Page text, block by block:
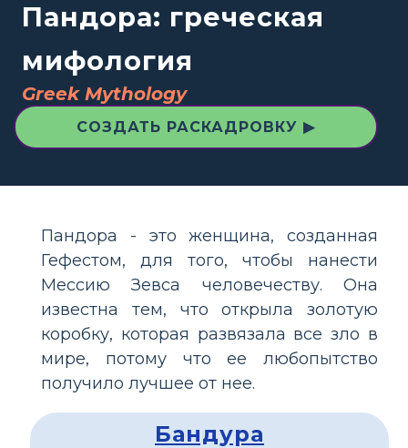
Пандора: греческая
мифология
Greek Mythology
СОЗДАТЬ РАСКАДРОВКУ ▶
Пандора - это женщина, созданная
Гефестом, для того, чтобы нанести
Мессию Зевса человечеству. Она
известна тем, что открыла золотую
коробку, которая развязала все зло в
мире, потому что ее любопытство
получило лучшее от нее.
Бандура